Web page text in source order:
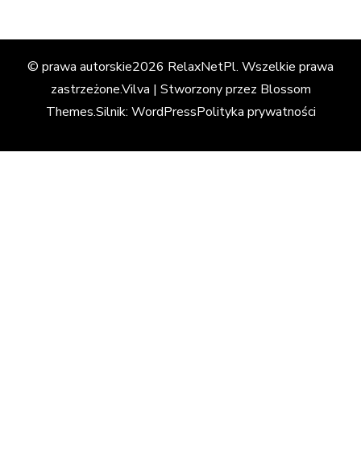
© prawa autorskie2026 RelaxNetPl. Wszelkie prawa
zastrzeżone.Vilva | Stworzony przez Blossom
Themes.Silnik: WordPressPolityka prywatności